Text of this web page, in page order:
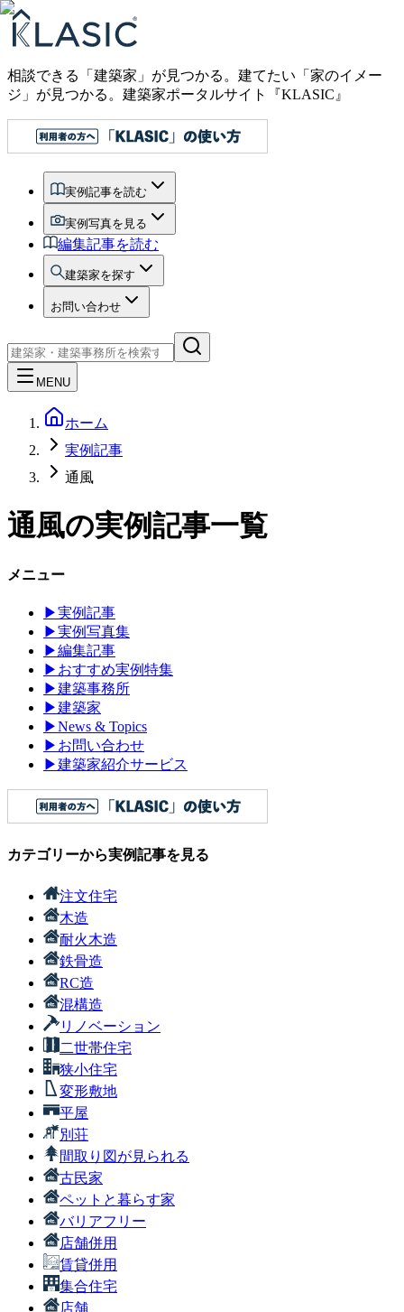
相談できる「建築家」が見つかる。建てたい「家のイメー
ジ」が見つかる。 建築家ポータルサイト『KLASIC』
実例記事を読む
実例写真を見る
編集記事を読む
建築家を探す
お問い合わせ
MENU
ホーム
実例記事
通風
通風の実例記事一覧
メニュー
▶実例記事
▶実例写真集
▶編集記事
▶ おすすめ実例特集
▶建築事務所
▶建築家
▶News & Topics
▶ お問い合わせ
▶建築家紹介サービス
カテゴリーから実例記事を見る
注文住宅
木造
耐火木造
鉄骨造
RC造
混構造
リノベーション
二世帯住宅
狭小住宅
変形敷地
平屋
別荘
間取り図が見られる
古民家
ペットと暮らす家
バリアフリー
店舗併用
賃貸併用
集合住宅
店舗